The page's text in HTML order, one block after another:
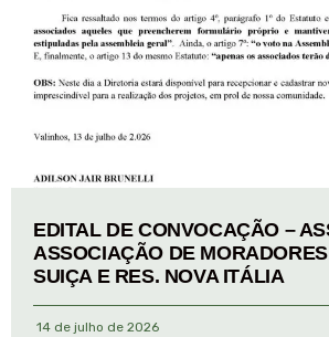
EDITAL DE CONVOCAÇÃO –
ASSOCIAÇÃO DE
SUIÇA E RES. NOVA ITÁLIA
14 de julho de 2026